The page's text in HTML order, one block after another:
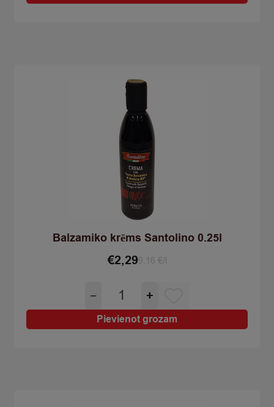
quantity
Balzamiko krēms Santolino 0.25l
€2,299.16 €/l
−
Balzamiko
krēms
Santolino
0.25l
+
Pievienot grozam